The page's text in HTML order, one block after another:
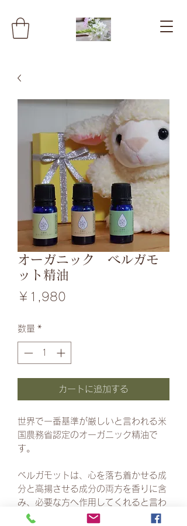
オーガニック ベルガモ
ット精油
￥1,980
数量 *
カートに追加する
世界で一番基準が厳しいと言われる米
国農務省認定のオーガニック精油で
す。
ベルガモットは、心を落ち着かせる成
分と高揚させる成分の両方を香りに含
み、必要な方へ作用してくれると言わ
れています。